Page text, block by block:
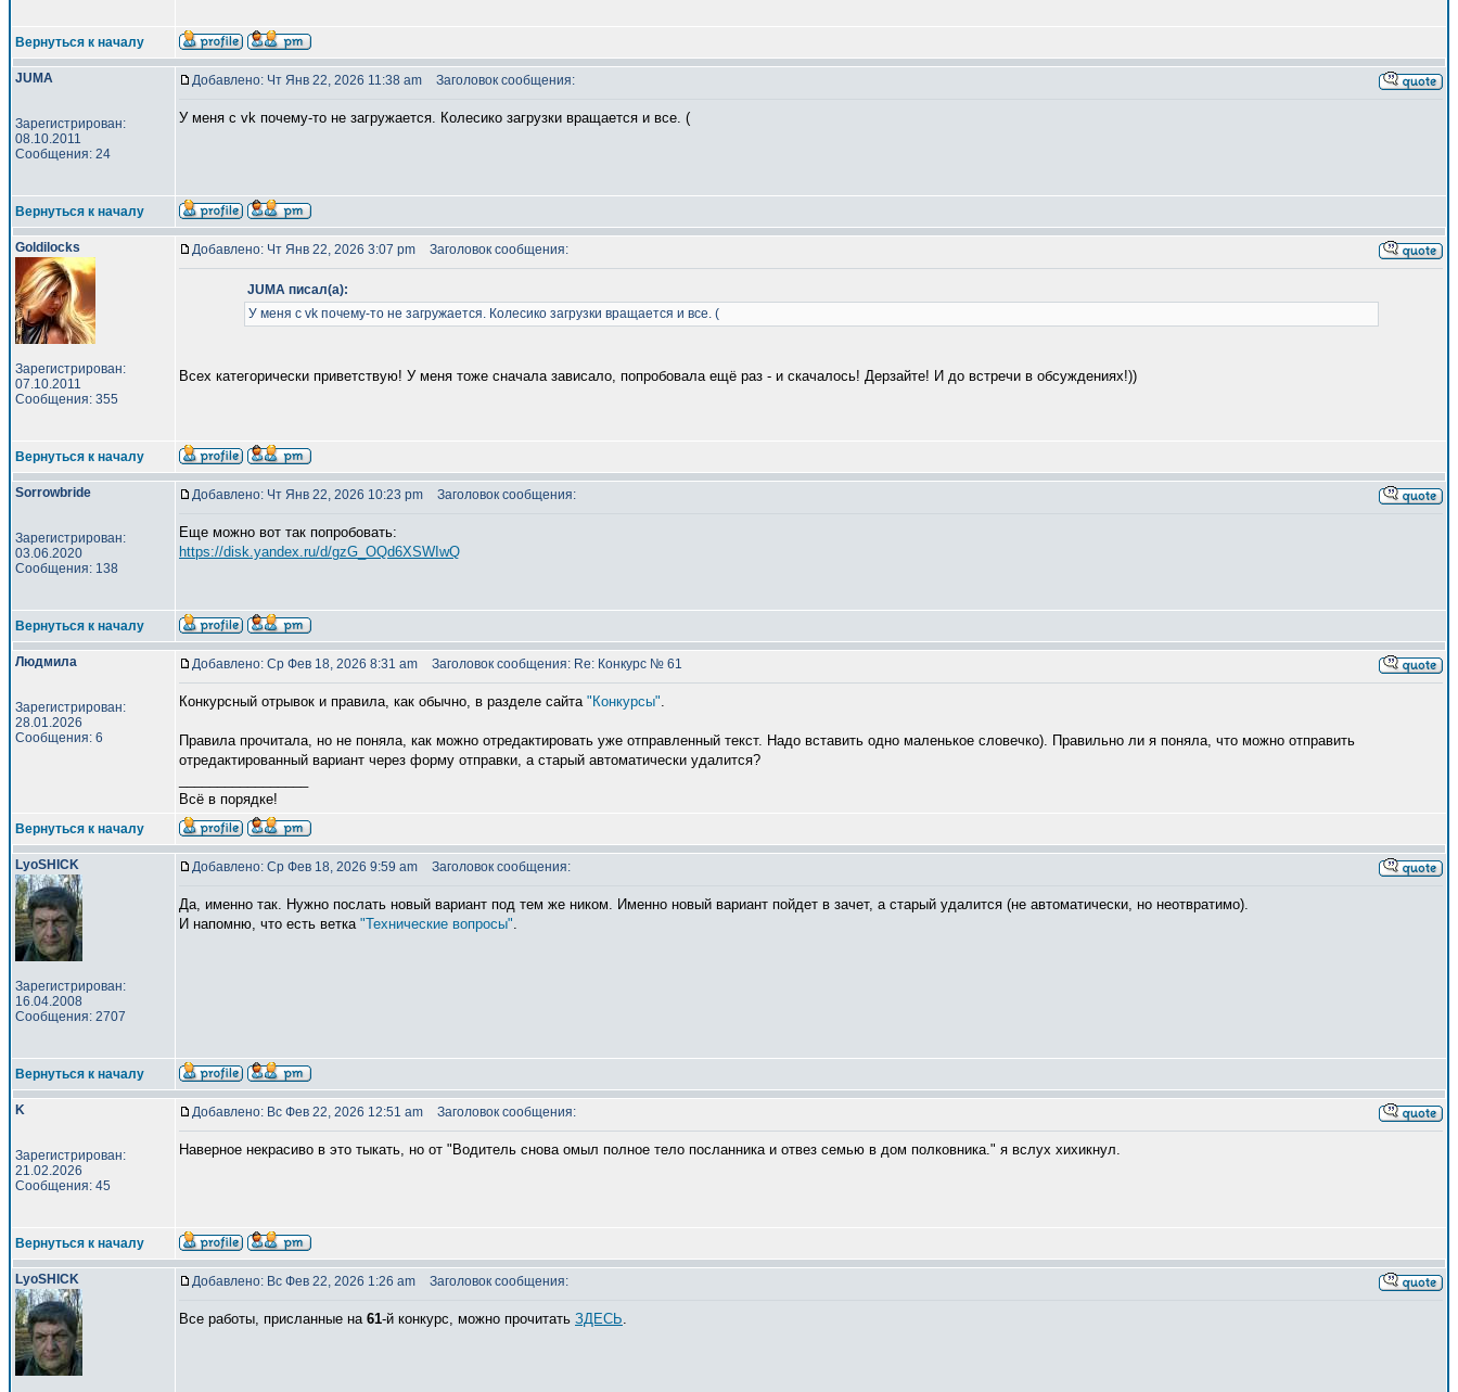
Вернуться к началу
JUMA
Зарегистрирован:
08.10.2011
Сообщения: 24
Добавлено: Чт Янв 22, 2026 11:38 am Заголовок сообщения:
У меня с vk почему-то не загружается. Колесико загрузки вращается и все. (
Вернуться к началу
Goldilocks
Зарегистрирован:
07.10.2011
Сообщения: 355
Добавлено: Чт Янв 22, 2026 3:07 pm Заголовок сообщения:
JUMA писал(а):
У меня с vk почему-то не загружается. Колесико загрузки вращается и все. (
Всех категорически приветствую! У меня тоже сначала зависало, попробовала ещё раз - и скачалось! Дерзайте! И до встречи в обсуждениях!))
Вернуться к началу
Sorrowbride
Зарегистрирован:
03.06.2020
Сообщения: 138
Добавлено: Чт Янв 22, 2026 10:23 pm Заголовок сообщения:
Еще можно вот так попробовать:
https://disk.yandex.ru/d/gzG_OQd6XSWIwQ
Вернуться к началу
Людмила
Зарегистрирован:
28.01.2026
Сообщения: 6
Добавлено: Ср Фев 18, 2026 8:31 am Заголовок сообщения: Re: Конкурс № 61
Конкурсный отрывок и правила, как обычно, в разделе сайта "Конкурсы".
Правила прочитала, но не поняла, как можно отредактировать уже отправленный текст. Надо вставить одно маленькое словечко). Правильно ли я поняла, что можно отправить
отредактированный вариант через форму отправки, а старый автоматически удалится?
Всё в порядке!
Вернуться к началу
LyoSHICK
Зарегистрирован:
16.04.2008
Сообщения: 2707
Добавлено: Ср Фев 18, 2026 9:59 am Заголовок сообщения:
Да, именно так. Нужно послать новый вариант под тем же ником. Именно новый вариант пойдет в зачет, а старый удалится (не автоматически, но неотвратимо).
И напомню, что есть ветка "Технические вопросы".
Вернуться к началу
K
Зарегистрирован:
21.02.2026
Сообщения: 45
Добавлено: Вс Фев 22, 2026 12:51 am Заголовок сообщения:
Наверное некрасиво в это тыкать, но от "Водитель снова омыл полное тело посланника и отвез семью в дом полковника." я вслух хихикнул.
Вернуться к началу
LyoSHICK Добавлено: Вс Фев 22, 2026 1:26 am Заголовок сообщения:
Все работы, присланные на 61-й конкурс, можно прочитать ЗДЕСЬ.